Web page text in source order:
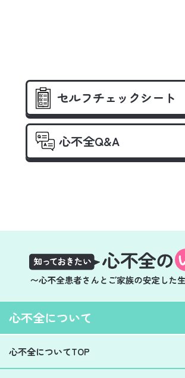
セルフチェックシート
心不全Q&A
心不全について
心不全についてTOP